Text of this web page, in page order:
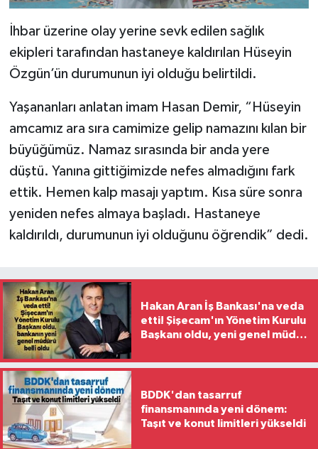
İhbar üzerine olay yerine sevk edilen sağlık
ekipleri tarafından hastaneye kaldırılan Hüseyin
Özgün’ün durumunun iyi olduğu belirtildi.
Yaşananları anlatan imam Hasan Demir, “Hüseyin
amcamız ara sıra camimize gelip namazını kılan bir
büyüğümüz. Namaz sırasında bir anda yere
düştü. Yanına gittiğimizde nefes almadığını fark
ettik. Hemen kalp masajı yaptım. Kısa süre sonra
yeniden nefes almaya başladı. Hastaneye
kaldırıldı, durumunun iyi olduğunu öğrendik” dedi.
Hakan Aran İş Bankası'na veda
etti! Şişecam'ın Yönetim Kurulu
Başkanı oldu, yeni genel müdür
BDDK'dan tasarruf
finansmanında yeni dönem:
Taşıt ve konut limitleri yükseldi